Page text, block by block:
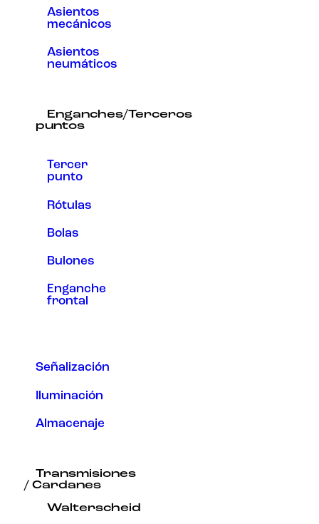
Asientos
mecánicos
Asientos
neumáticos
Enganches/Terceros
puntos
Tercer
punto
Rótulas
Bolas
Bulones
Enganche
frontal
Señalización
Iluminación
Almacenaje
Transmisiones
/ Cardanes
Walterscheid